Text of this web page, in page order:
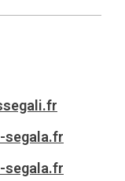
segala.fr
segala.fr